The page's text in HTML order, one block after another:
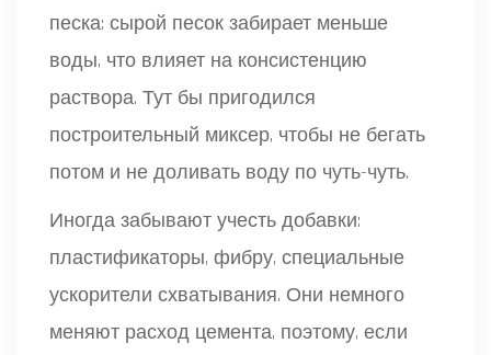
песка: сырой песок забирает меньше
воды, что влияет на консистенцию
раствора. Тут бы пригодился
построительный миксер, чтобы не бегать
потом и не доливать воду по чуть-чуть.
Иногда забывают учесть добавки:
пластификаторы, фибру, специальные
ускорители схватывания. Они немного
меняют расход цемента, поэтому, если